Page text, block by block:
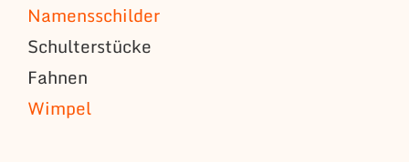
Namensschilder
Schulterstücke
Fahnen
Wimpel